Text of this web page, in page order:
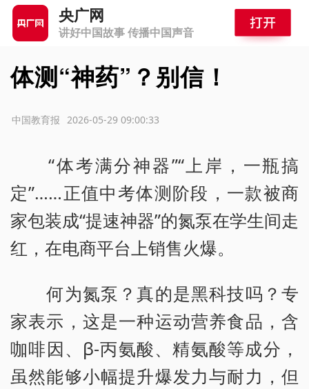
央广网
讲好中国故事 传播中国声音
体测“神药”？别信！
2026-05-29 09:00:33
中国教育报
“体考满分神器”“上岸，一瓶搞
定”……正值中考体测阶段，一款被商
家包装成“提速神器”的氮泵在学生间走
红，在电商平台上销售火爆。
何为氮泵？真的是黑科技吗？专
家表示，这是一种运动营养食品，含
咖啡因、β-丙氨酸、精氨酸等成分，
虽然能够小幅提升爆发力与耐力，但